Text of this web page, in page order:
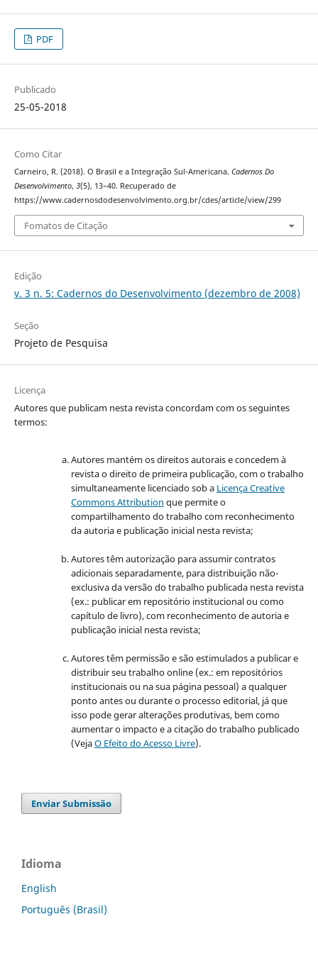
PDF
Publicado
25-05-2018
Como Citar
Carneiro, R. (2018). O Brasil e a Integração Sul-Americana. Cadernos Do
Desenvolvimento, 3(5), 13–40. Recuperado de
https://www.cadernosdodesenvolvimento.org.br/cdes/article/view/299
Fomatos de Citação
Edição
v. 3 n. 5: Cadernos do Desenvolvimento (dezembro de 2008)
Seção
Projeto de Pesquisa
Licença
Autores que publicam nesta revista concordam com os seguintes
termos:
Autores mantém os direitos autorais e concedem à
revista o direito de primeira publicação, com o trabalho
simultaneamente licenciado sob a Licença Creative
Commons Attribution que permite o
compartilhamento do trabalho com reconhecimento
da autoria e publicação inicial nesta revista;
Autores têm autorização para assumir contratos
adicionais separadamente, para distribuição não-
exclusiva da versão do trabalho publicada nesta revista
(ex.: publicar em repositório institucional ou como
capítulo de livro), com reconhecimento de autoria e
publicação inicial nesta revista;
Autores têm permissão e são estimulados a publicar e
distribuir seu trabalho online (ex.: em repositórios
institucionais ou na sua página pessoal) a qualquer
ponto antes ou durante o processo editorial, já que
isso pode gerar alterações produtivas, bem como
aumentar o impacto e a citação do trabalho publicado
(VejaO Efeito do Acesso Livre).
Enviar Submissão
Idioma
English
Português (Brasil)